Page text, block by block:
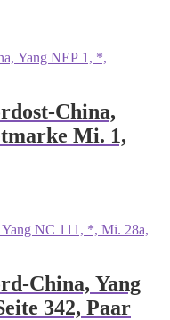
China,
Mi. 1,
China, Yang
342, Paar